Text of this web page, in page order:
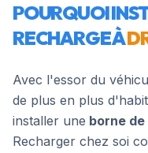
POURQUOI
RECHARGE À
Avec l'essor du
de plus en plus
installer une borne
Recharger chez soi